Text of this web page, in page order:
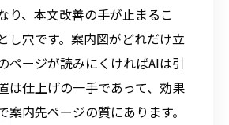
り、本文改善の手が止まるこ
し穴です。案内図がどれだけ立
ページが読みにくければAIは引
は仕上げの一手であって、効果
案内先ページの質にあります。